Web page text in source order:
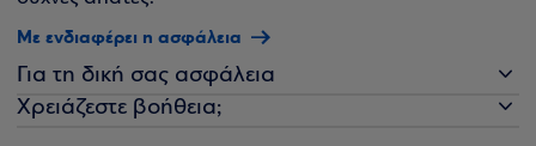
Με ενδιαφέρει η ασφάλεια
Για τη δική σας ασφάλεια
Χρειάζεστε βοήθεια;